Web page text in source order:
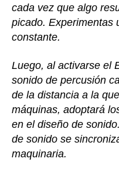
cada vez que algo
picado. Experimentas
constante.
Luego, al activarse el
sonido de percusión
de la distancia a la
máquinas, adoptará
en el diseño de
de sonido se
maquinaria.